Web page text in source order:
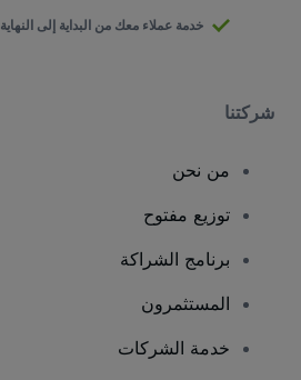
خدمة عملاء معك من البداية إلى النهاية
شركتنا
من نحن
توزيع مفتوح
برنامج الشراكة
المستثمرون
خدمة الشركات